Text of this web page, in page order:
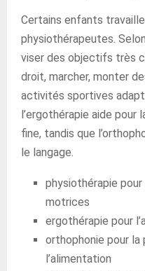
Certains enfants
physiothérapeutes.
viser des objectifs très
droit, marcher, monter
activités sportives
l’ergothérapie aide
fine, tandis que
le langage.
physiothérapie
motrices
ergothérapie pour
orthophonie pour
l’alimentation